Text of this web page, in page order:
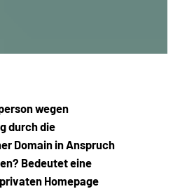
wegen
durch die
Domain in Anspruch
Bedeutet eine
Homepage